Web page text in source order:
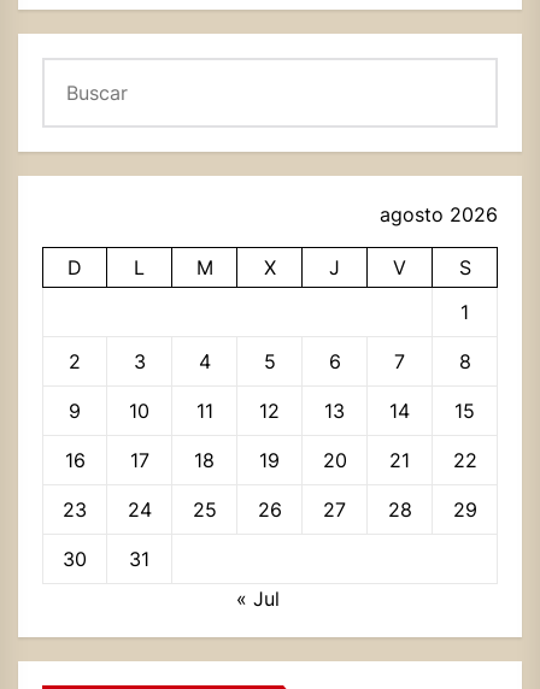
agosto 2026
D L M X J V
S
1
2 3 4 5 6 7 8
9 10 11 12 13 14 15
16 17 18 19 20 21 22
23 24 25 26 27 28 29
30
31
« Jul